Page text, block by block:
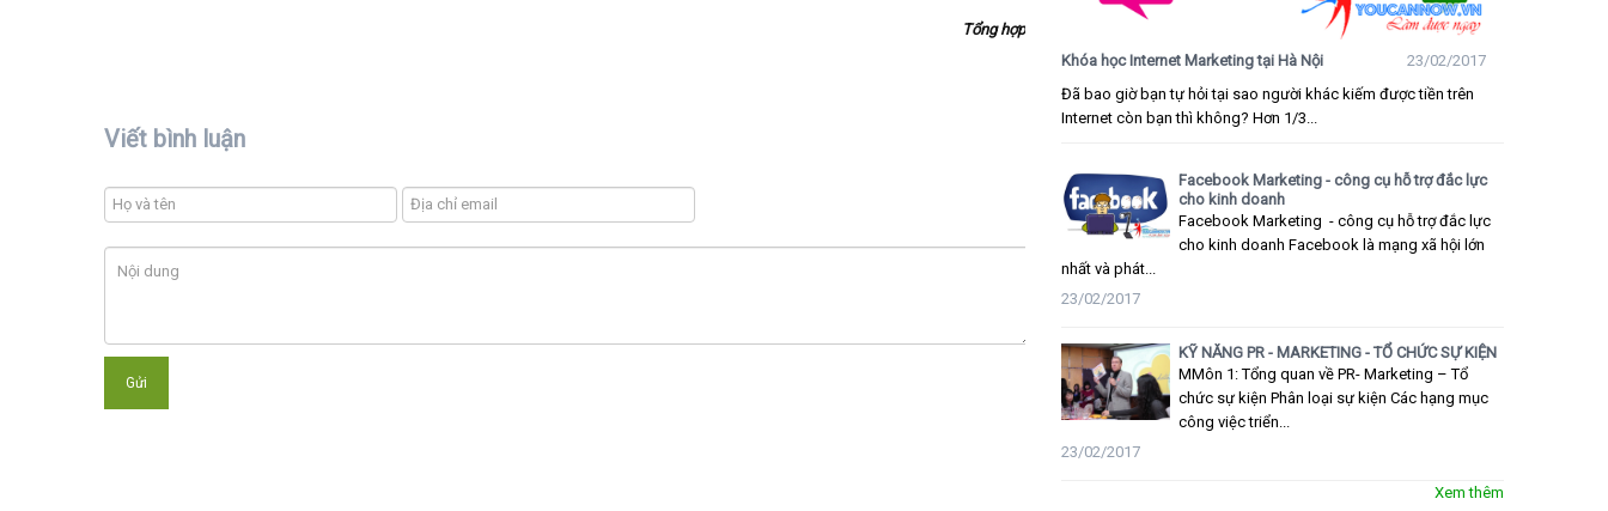
Tổng hợp
Viết bình luận
Khóa học Internet Marketing tại Hà Nội
23/02/2017
Đã bao giờ bạn tự hỏi tại sao người khác kiếm được tiền trên
Internet còn bạn thì không? Hơn 1/3...
Facebook Marketing - công cụ hỗ trợ đắc lực
cho kinh doanh
Facebook Marketing - công cụ hỗ trợ đắc lực
cho kinh doanh Facebook là mạng xã hội lớn
nhất và phát...
23/02/2017
KỸ NĂNG PR - MARKETING - TỔ CHỨC SỰ KIỆN
MMôn 1: Tổng quan về PR- Marketing – Tổ
chức sự kiện Phân loại sự kiện Các hạng mục
công việc triển...
23/02/2017
Xem thêm